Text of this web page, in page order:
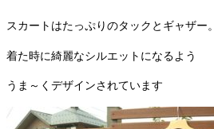
スカートはたっぷりのタックとギャザー。
着た時に綺麗なシルエットになるよう
うま～くデザインされています